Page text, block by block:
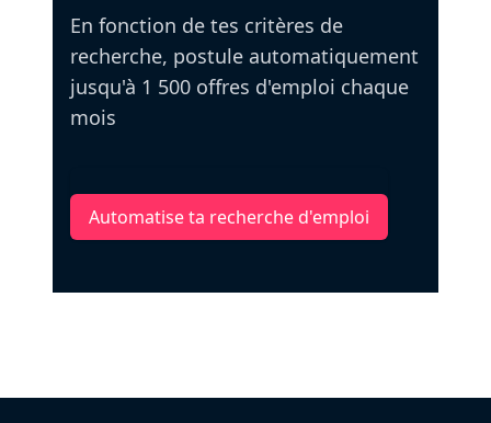
En fonction de tes critères de
recherche, postule automatiquement
jusqu'à 1 500 offres d'emploi chaque
mois
Automatise ta recherche d'emploi